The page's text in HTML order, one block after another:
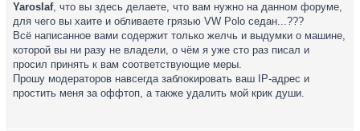
Yaroslaf, что вы здесь делаете, что вам нужно на данном форуме,
для чего вы хаите и обливаете грязью VW Polo седан...???
Всё написанное вами содержит только желчь и выдумки о машине,
которой вы ни разу не владели, о чём я уже сто раз писал и
просил принять к вам соответствующие меры.
Прошу модераторов навсегда заблокировать ваш IP-адрес и
простить меня за оффтоп, а также удалить мой крик души.